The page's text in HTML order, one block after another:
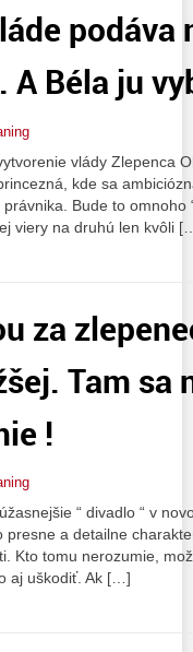
podáva
Béla ju
vlády Zlepenca
kde sa
Bude to omnoho
viery na druhú len kvôli
za
Tam sa
!
“ divadlo “ v
presne a detailne
Kto tomu nerozumie,
aj uškodiť. Ak […]